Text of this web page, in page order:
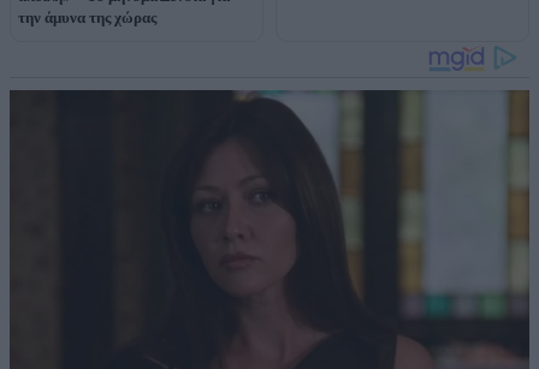
την άμυνα της χώρας